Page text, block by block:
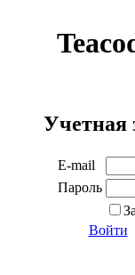
Учетная
E-mail
Пароль
Войти